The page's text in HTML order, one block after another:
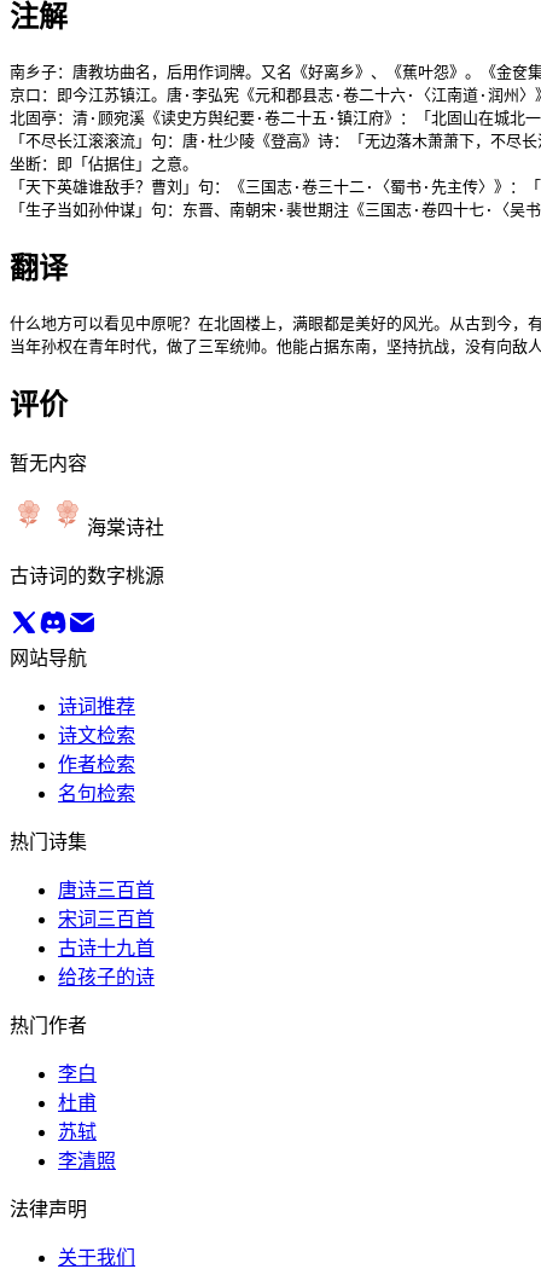
注解
南乡子：唐教坊曲名，后用作词牌。又名《好离乡》、《蕉叶怨》。《金
京口：即今江苏镇江。唐·李弘宪《元和郡县志·卷二十六·〈江南道·润州
北固亭：清·顾宛溪《读史方舆纪要·卷二十五·镇江府》：「北固山在城北
「不尽长江滚滚流」句：唐·杜少陵《登高》诗：「无边落木萧萧下，不尽
坐断：即「佔据住」之意。
「天下英雄谁敌手？曹刘」句：《三国志·卷三十二·〈蜀书·先主传〉》
「生子当如孙仲谋」句：东晋、南朝宋·裴世期注《三国志·卷四十七·〈
翻译
什么地方可以看见中原呢？在北固楼上，满眼都是美好的风光。从古到今
评价
暂无内容
海棠诗社
古诗词的数字桃源
网站导航
诗词推荐
诗文检索
作者检索
名句检索
热门诗集
唐诗三百首
宋词三百首
古诗十九首
给孩子的诗
热门作者
李白
杜甫
苏轼
李清照
法律声明
关于我们